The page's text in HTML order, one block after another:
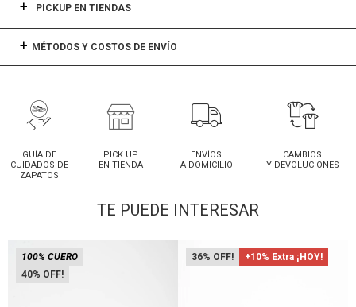
PICKUP EN TIENDAS
MÉTODOS Y COSTOS DE ENVÍO
GUÍA DE
CUIDADOS DE
ZAPATOS
PICK UP
EN TIENDA
ENVÍOS
A DOMICILIO
CAMBIOS
Y DEVOLUCIONES
TE PUEDE INTERESAR
40
100% CUERO 36 +10% Extra ¡HOY!